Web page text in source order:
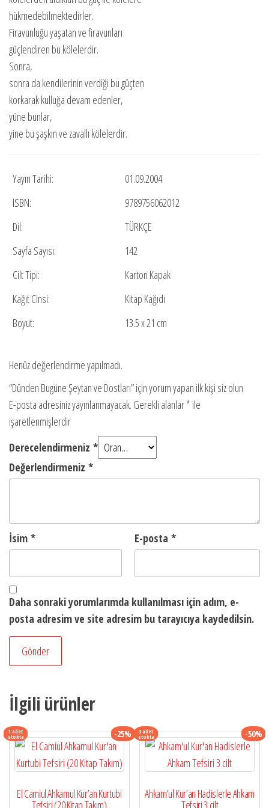
hükmedebilmektedirler.
Firavunluğu yaşatan ve firavunları
güçlendiren bu kölelerdir.
Sonra,
sonra da kendilerinin verdiği bu güçten
korkarak kulluğa devam edenler,
yüne bunlar,
yine bu şaşkın ve zavallı kölelerdir.
Yayın Tarihi:
01.09.2004
ISBN:
9789756062012
Dil:
TÜRKÇE
Sayfa Sayısı:
142
Cilt Tipi:
Karton Kapak
Kağıt Cinsi:
Kitap Kağıdı
Boyut:
13.5 x 21 cm
Henüz değerlendirme yapılmadı.
“Dünden Bugüne Şeytan ve Dostları” için yorum yapan ilk kişi siz olun
E-posta adresiniz yayınlanmayacak. Gerekli alanlar* ile
işaretlenmişlerdir
Derecelendirmeniz *
Değerlendirmeniz *
İsim * E-posta *
Daha sonraki yorumlarımda kullanılması için adım, e-
posta adresim ve site adresim bu tarayıcıya kaydedilsin.
İlgili ürünler
1 adet
stokta -25%
El Camiul Ahkamul Kur’an Kurtubi
3 adet
stokta -50%
Ahkam’ul Kur’an Hadislerle Ahkam